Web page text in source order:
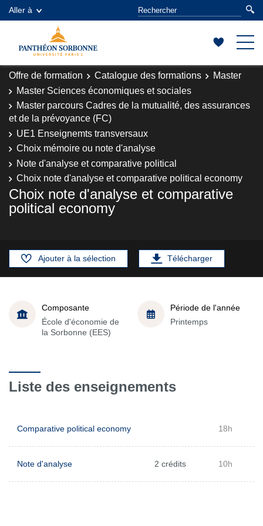
Aller à
Offre de formation Catalogue des formations
Master
Master Sciences économiques et sociales
Master parcours Cadres de la mutualité, des assurances
et de la prévoyance (FC)
UE1 Enseignemts transversaux
Choix mémoire ou note d'analyse
Note d'analyse et comparative political
Choix note d'analyse et comparative political economy
Choix note d'analyse et comparative
political economy
Ajouter à la sélection Télécharger
Composante
École d'économie de
la Sorbonne (EES)
Période de l'année
Printemps
Liste des enseignements
Comparative political economy 18h
Note d'analyse 2 crédits 10h